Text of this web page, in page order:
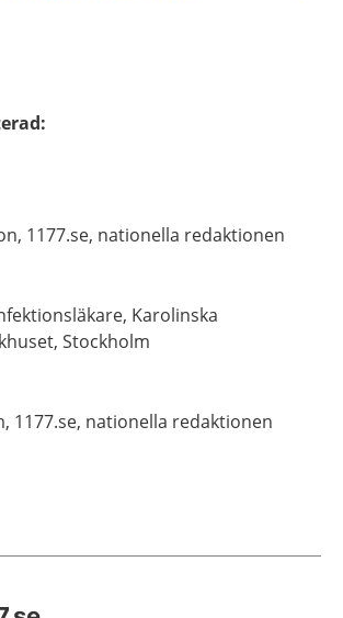
:
1177.se, nationella redaktionen
Karolinska
Stockholm
1177.se, nationella redaktionen